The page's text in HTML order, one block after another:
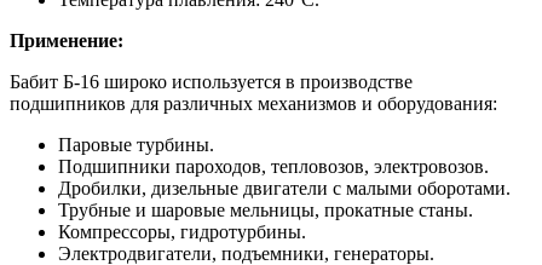
Применение:
Бабит Б-16 широко используется в производстве
подшипников для различных механизмов и оборудования:
Паровые турбины.
Подшипники пароходов, тепловозов, электровозов.
Дробилки, дизельные двигатели с малыми оборотами.
Трубные и шаровые мельницы, прокатные станы.
Компрессоры, гидротурбины.
Электродвигатели, подъемники, генераторы.